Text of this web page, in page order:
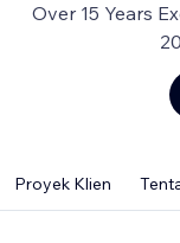
Over 15 Years
Proyek Klien